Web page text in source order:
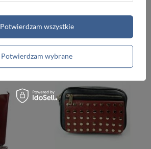
249,99 zł
Potwierdzam wybrane
Potwierdzam wszystkie